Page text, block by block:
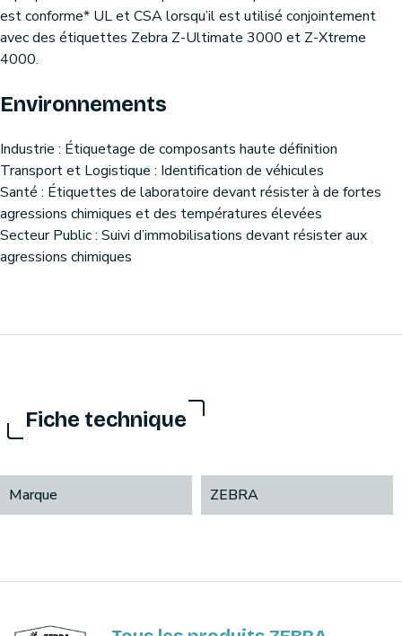
est conforme* UL et CSA lorsqu’il est utilisé conjointement
avec des étiquettes Zebra Z-Ultimate 3000 et Z-Xtreme
4000.
Environnements
Industrie : Étiquetage de composants haute définition
Transport et Logistique : Identification de véhicules
Santé : Étiquettes de laboratoire devant résister à de fortes
agressions chimiques et des températures élevées
Secteur Public : Suivi d’immobilisations devant résister aux
agressions chimiques
Fiche technique
Marque ZEBRA